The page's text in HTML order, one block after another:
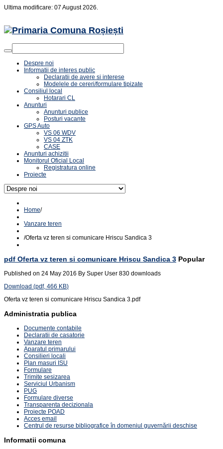
Ultima modificare: 07 August 2026.
Despre noi
Informatii de interes public
Declaratii de avere si interese
Modelele de cereri/formulare tipizate
Consiliul local
Hotarari CL
Anunturi
Anunturi publice
Posturi vacante
GPS Auto
VS 06 WDV
VS 04 ZTK
CASE
Anunturi achizitii
Monitorul Oficial Local
Registratura online
Proiecte
Home/
Vanzare teren
/Oferta vz teren si comunicare Hriscu Sandica 3
pdf Oferta vz teren si comunicare Hriscu Sandica 3 Popular
Published on 24 May 2016 By Super User 830 downloads
Download (pdf, 466 KB)
Oferta vz teren si comunicare Hriscu Sandica 3.pdf
Administratia publica
Documente contabile
Declaratii de casatorie
Vanzare teren
Aparatul primarului
Consilieri locali
Plan masuri ISU
Formulare
Trimite sesizarea
Serviciul Urbanism
PUG
Formulare diverse
Transparenta decizionala
Proiecte POAD
Acces email
Centrul de resurse bibliografice în domeniul guvernării deschise
Informatii comuna